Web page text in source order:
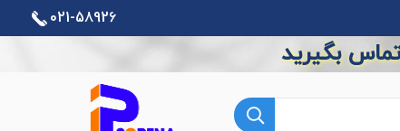
021-58926
بگیرید